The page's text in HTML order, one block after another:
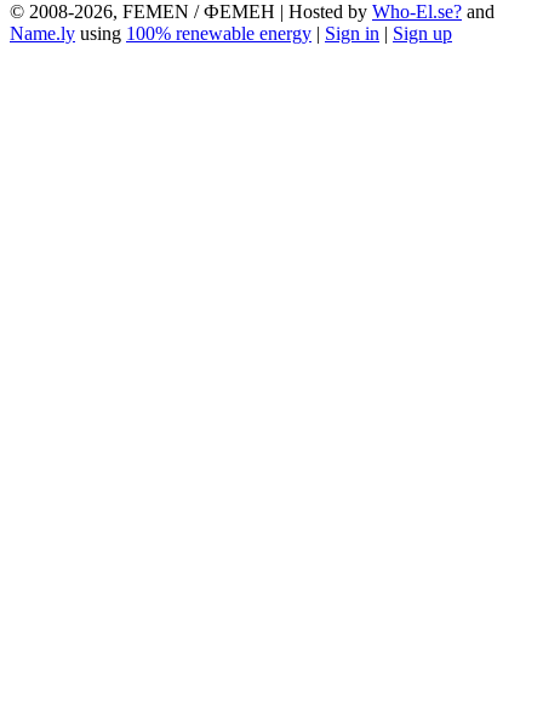
© 2008-2026, FEMEN / ФЕМЕН | Hosted by Who-El.se? and
Name.ly using 100% renewable energy | Sign in | Sign up